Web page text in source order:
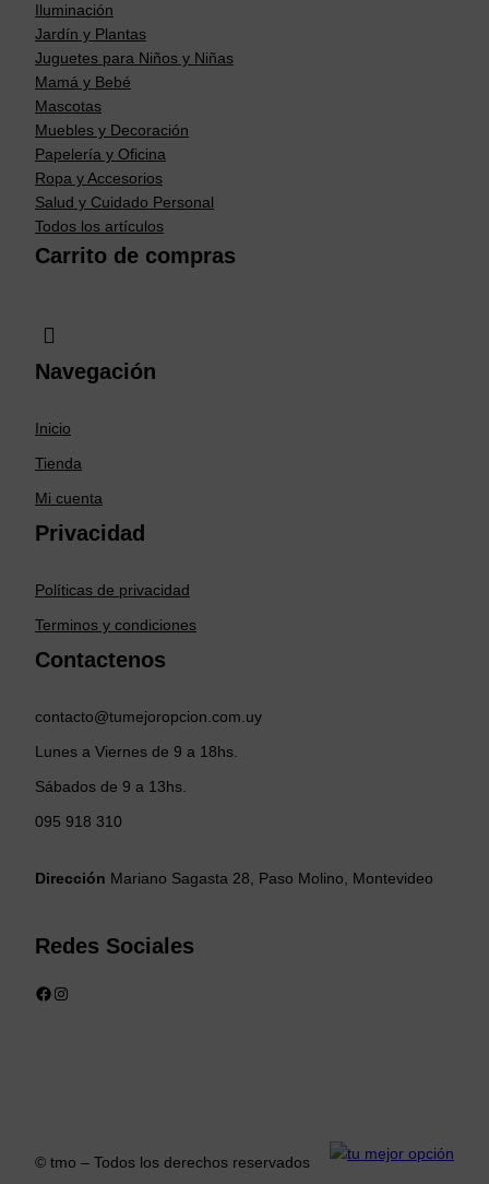
Iluminación
Jardín y Plantas
Juguetes para Niños y Niñas
Mamá y Bebé
Mascotas
Muebles y Decoración
Papelería y Oficina
Ropa y Accesorios
Salud y Cuidado Personal
Todos los artículos
Carrito de compras
Navegación
Inicio
Tienda
Mi cuenta
Privacidad
Políticas de privacidad
Terminos y condiciones
Contactenos
contacto@tumejoropcion.com.uy
Lunes a Viernes de 9 a 18hs.
Sábados de 9 a 13hs.
095 918 310
Dirección Mariano Sagasta 28, Paso Molino, Montevideo
Redes Sociales
Facebook Instagram
© tmo – Todos los derechos reservados